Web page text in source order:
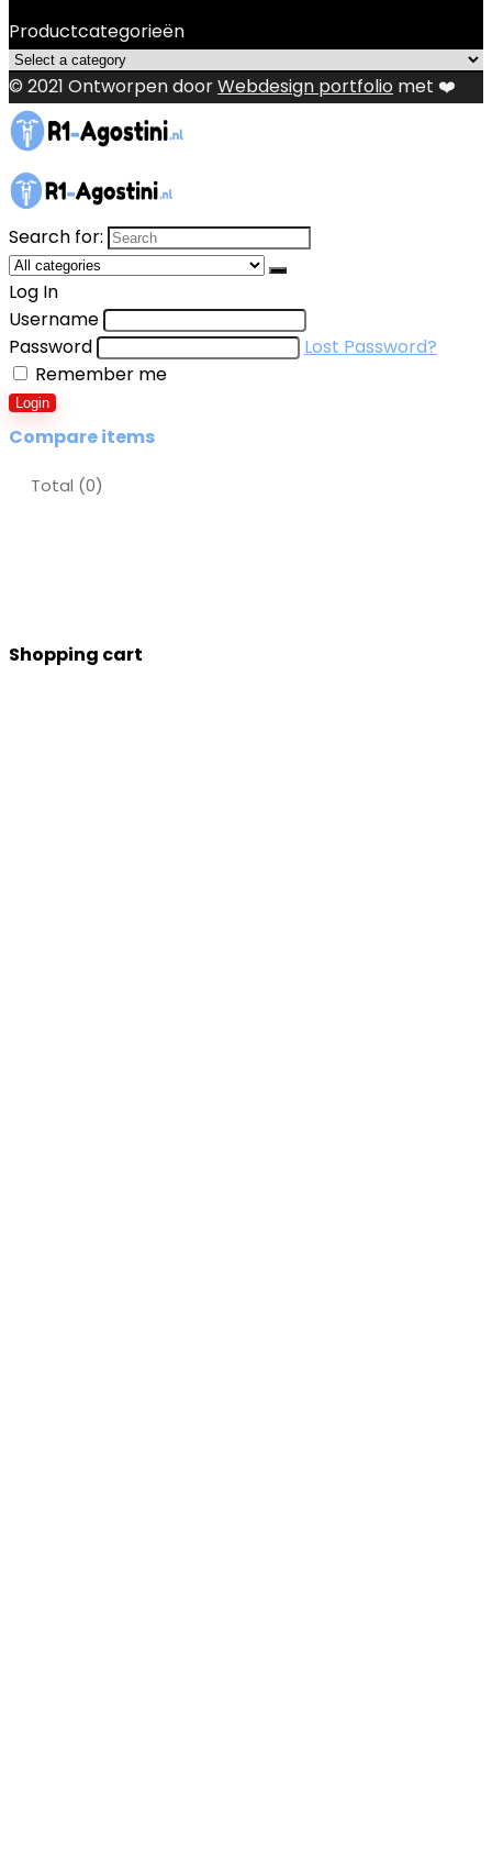
Productcategorieën
© 2021 Ontworpen doorWebdesign portfolio met ❤️
Search for:
Log In
Username
Password
Lost Password?
Remember me
Login
Compare items
Total (0)
Shopping cart